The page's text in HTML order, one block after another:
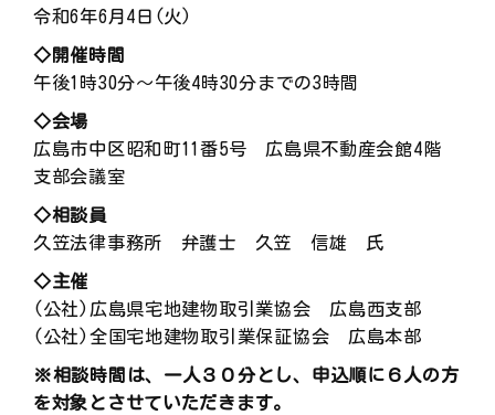
令和6年6月4日(火)
◇開催時間
午後1時30分～午後4時30分までの3時間
◇会場
広島市中区昭和町11番5号 広島県不動産会館4階
支部会議室
◇相談員
久笠法律事務所 弁護士 久笠 信雄 氏
◇主催
(公社)広島県宅地建物取引業協会 広島西支部
(公社)全国宅地建物取引業保証協会 広島本部
※相談時間は、一人３０分とし、申込順に６人の方
を対象とさせていただきます。